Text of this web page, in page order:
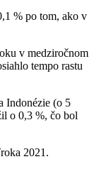
% po tom, ako v
v medziročnom
tempo rastu
Indonézie (o 5
o 0,3 %, čo bol
2021.